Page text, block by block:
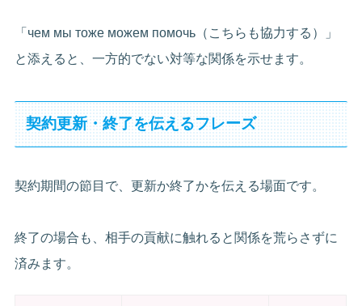
「чем мы тоже можем помочь（こちらも協力する）」
と添えると、一方的でない対等な関係を示せます。
契約更新・終了を伝えるフレーズ
契約期間の節目で、更新か終了かを伝える場面です。
終了の場合も、相手の貢献に触れると関係を荒らさずに
済みます。